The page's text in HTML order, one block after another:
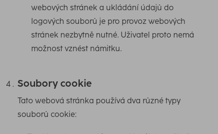
webových stránek a ukládání údajů do
logových souborů je pro provoz webových
stránek nezbytně nutné. Uživatel proto nemá
možnost vznést námitku.
Soubory cookie
Tato webová stránka používá dva různé typy
souborů cookie: